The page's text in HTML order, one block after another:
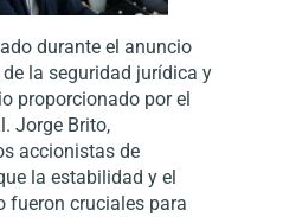
durante el anuncio
la seguridad jurídica y
proporcionado por el
Jorge Brito,
accionistas de
la estabilidad y el
fueron cruciales para